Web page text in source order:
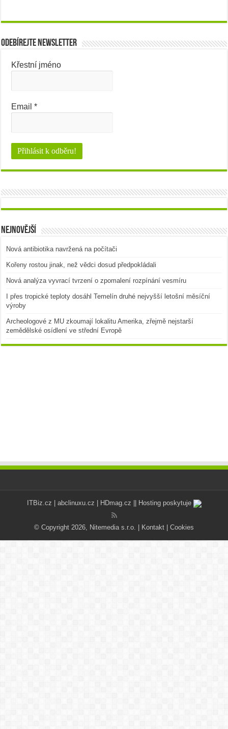
Odebírejte newsletter
Křestní jméno
Email*
Nejnovější
Nová antibiotika navržená na počítači
Kořeny rostou jinak, než vědci dosud předpokládali
Nová analýza vyvrací tvrzení o zpomalení rozpínání vesmíru
I přes tropické teploty dosáhl Temelín druhé nejvyšší letošní měsíční
výroby
Archeologové z MU zkoumají lokalitu Amerika, zřejmě nejstarší
zemědělské osídlení ve střední Evropě
ITBiz.cz abclinuxu.cz HDmag.cz || Hosting poskytuje
© Copyright 2026, Nitemedia s.r.o. | Kontakt Cookies